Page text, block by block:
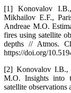
[1] Konovalov
Mikhailov E.F.,
Andreae M.O.
fires using satellite
depths // Atmos.
https://doi.org/
[2] Konovalov I.B.,
M.O. Insights into
satellite